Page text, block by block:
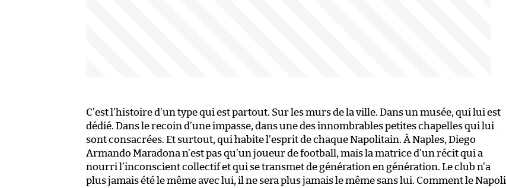
C’est l’histoire d’un type qui est partout. Sur les murs de la ville. Dans un musée, qui lui est
dédié. Dans le recoin d’une impasse, dans une des innombrables petites chapelles qui lui
sont consacrées. Et surtout, qui habite l’esprit de chaque Napolitain. À Naples, Diego
Armando Maradona n’est pas qu’un joueur de football, mais la matrice d’un récit qui a
nourri l’inconscient collectif et qui se transmet de génération en génération. Le club n’a
plus jamais été le même avec lui, il ne sera plus jamais le même sans lui. Comment le Napoli